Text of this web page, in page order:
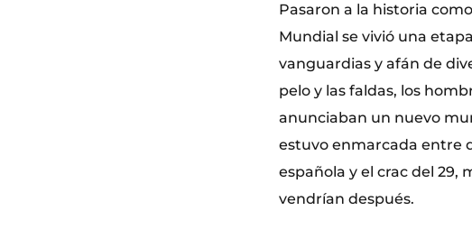
Pasaron a la historia
Mundial se vivió una
vanguardias y afán de
pelo y las faldas, los
anunciaban un nuevo
estuvo enmarcada entre
española y el crac del 29,
vendrían después.